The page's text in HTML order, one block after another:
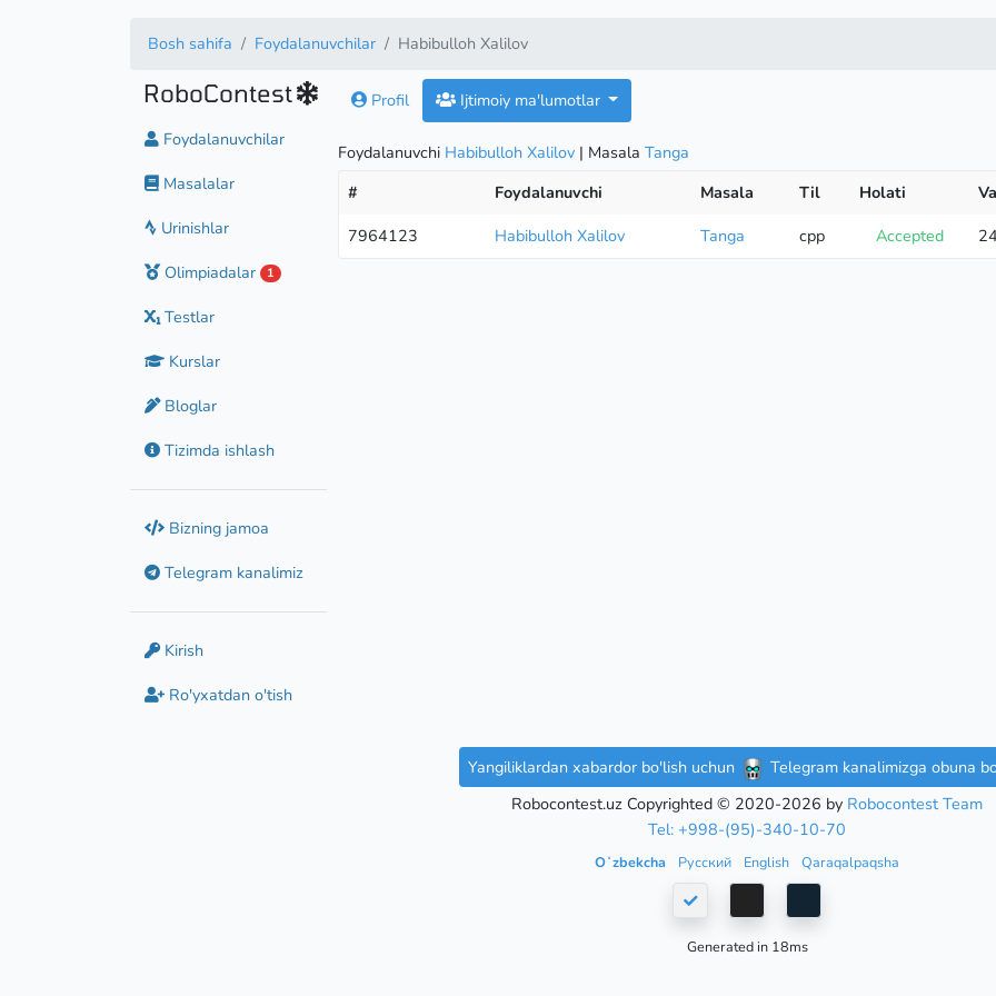
Bosh sahifa Foydalanuvchilar Habibulloh Xalilov
RoboContest
Foydalanuvchilar
Masalalar
Urinishlar
Olimpiadalar
1
Testlar
Kurslar
Bloglar
Tizimda ishlash
Bizning jamoa
Telegram kanalimiz
Kirish
Ro'yxatdan o'tish
Profil Ijtimoiy ma'lumotlar
Foydalanuvchi Habibulloh Xalilov| Masala Tanga
#
Foydalanuvchi Masala Til Holati
7964123
Habibulloh Xalilov Tanga cpp Accepted
Yangiliklardan xabardor bo'lish uchun
Telegram kanalimizga obuna
Robocontest.uz Copyrighted © 2020-2026 by Robocontest Team
Tel: +998-(95)-340-10-70
Oʻzbekcha Русский English Qaraqalpaqsha
Generated in 18ms